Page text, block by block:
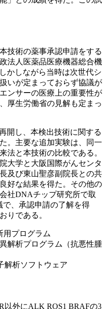
技術の薬事承認申請をする
法人医薬品医療機器総合機
かしながら当時は次世代シ
いが定まっておらず協議が
ンサーの医療上の重要性が
厚生労働省の見解も定まっ
開し、本検出技術に関する
。主要な追加実験は、同一
法と本技術の比較である。
大学と大阪国際がんセンタ
及び東山聖彦副院長との共
好な結果を得た。その他の
社DNAチップ研究所で取
で、承認申請の了解を得
りである。
プログラム
解析プログラム（抗悪性腫
解析ソフトウェア
外にALK ROS1 BRAFの3